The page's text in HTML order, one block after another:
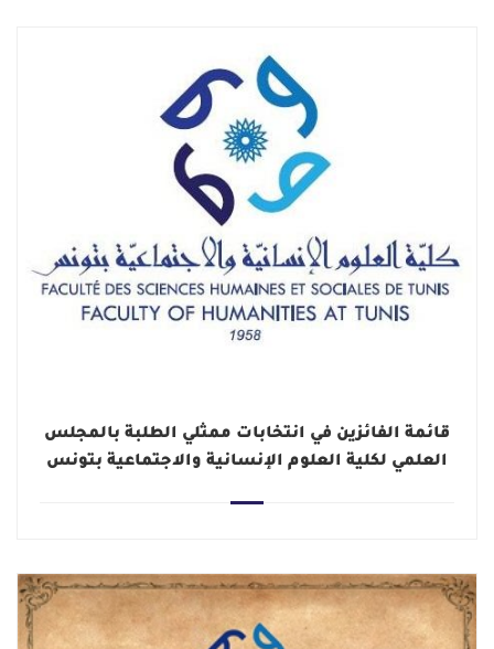
قائمة الفائزين في انتخابات ممثلي الطلبة بالمجلس
العلمي لكلية العلوم الإنسانية والاجتماعية بتونس